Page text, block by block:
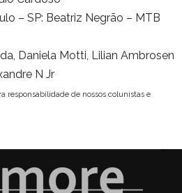
– SP: Beatriz Negrão – MTB
Daniela Motti, Lilian Ambrosen
N Jr
responsabilidade de nossos colunistas e